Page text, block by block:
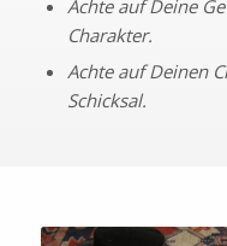
Achte auf Deine
Charakter.
Achte auf Deinen
Schicksal.